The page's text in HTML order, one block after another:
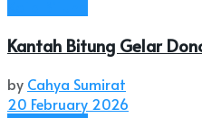
Kantah Bitung Gelar
by Cahya Sumirat
20 February 2026